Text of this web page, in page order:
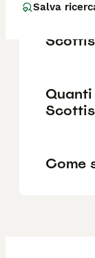
Salva
Quali
Come